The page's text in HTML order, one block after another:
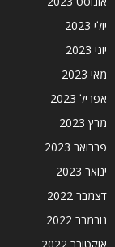
יולי 2023
יוני 2023
מאי 2023
אפריל 2023
מרץ 2023
פברואר 2023
ינואר 2023
דצמבר 2022
נובמבר 2022